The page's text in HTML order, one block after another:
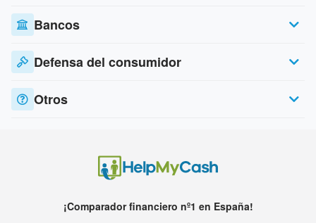
Bancos
Defensa del consumidor
Otros
¡Comparador financiero nº1 en España!